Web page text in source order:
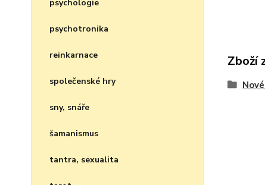
psychologie
psychotronika
reinkarnace
společenské hry
sny, snáře
šamanismus
tantra, sexualita
Zboží